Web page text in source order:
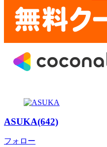
ASUKA(642)
フォロー